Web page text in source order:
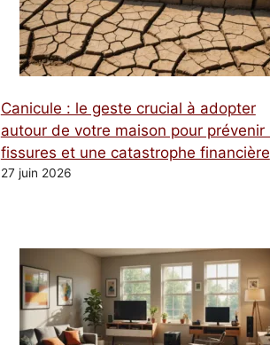
Canicule : le geste crucial à adopter
autour de votre maison pour prévenir
fissures et une catastrophe financière
27 juin 2026